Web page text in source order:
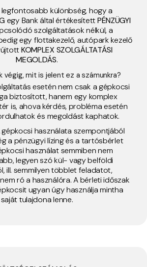
legfontosabb különbség, hogy a
egy Bank által értékesítettPÉNZÜGYI
szolgáltatások nélkül,a
egy flottakezelő, autópark kezelő
KOMPLEX SZOLGÁLTATÁSI
MEGOLDÁS.
végig, mit is jelent ez a számunkra?
esetén nem csak a gépkocsi
biztosított, hanem egy komplex
is, ahova kérdés, probléma esetén
és megoldást kaphatok.
gépkocsi használata szempontjából
a pénzügyi lízing és a tartósbérlet
használat semmiben nem
legyen szó kül- vagy belföldi
ill. semmilyen többlet feladatot,
ró a használóra. A bérleti időszak
ugyan úgy használja mintha
saját tulajdona lenne.